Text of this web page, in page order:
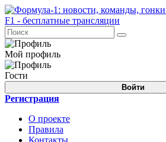
Мой профиль
Гости
Войти
Регистрация
О проекте
Правила
Контакты